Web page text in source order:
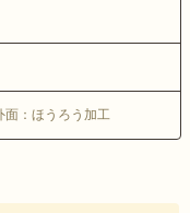
面：ほうろう加工